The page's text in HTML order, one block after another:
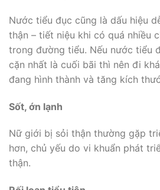
Nước tiểu đục cũng là dấu hiệu
thận – tiết niệu khi có quá nhiều
trong đường tiểu. Nếu nước tiểu
cặn nhất là cuối bãi thì nên đi
đang hình thành và tăng kích
Sốt, ớn lạnh
Nữ giới bị sỏi thận thường gặp
hơn, chủ yếu do vi khuẩn phát
thận.